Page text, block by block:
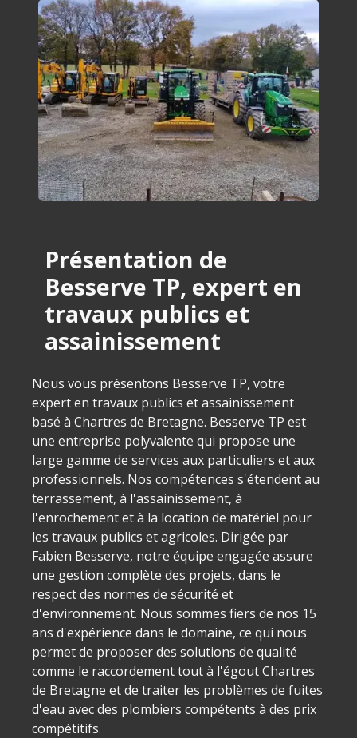
Présentation de
Besserve TP, expert en
travaux publics et
assainissement
Nous vous présentons Besserve TP, votre
expert en travaux publics et assainissement
basé à Chartres de Bretagne. Besserve TP est
une entreprise polyvalente qui propose une
large gamme de services aux particuliers et aux
professionnels. Nos compétences s'étendent au
terrassement, à l'assainissement, à
l'enrochement et à la location de matériel pour
les travaux publics et agricoles. Dirigée par
Fabien Besserve, notre équipe engagée assure
une gestion complète des projets, dans le
respect des normes de sécurité et
d'environnement. Nous sommes fiers de nos 15
ans d'expérience dans le domaine, ce qui nous
permet de proposer des solutions de qualité
comme le raccordement tout à l'égout Chartres
de Bretagne et de traiter les problèmes de fuites
d'eau avec des plombiers compétents à des prix
compétitifs.